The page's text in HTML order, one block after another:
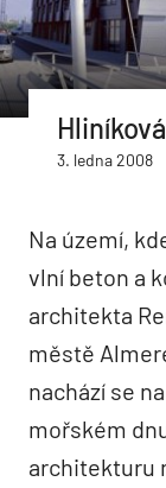
3. ledna 2008
Na území,
vlní beton a
architekta
městě
nachází se
mořském
architekturu